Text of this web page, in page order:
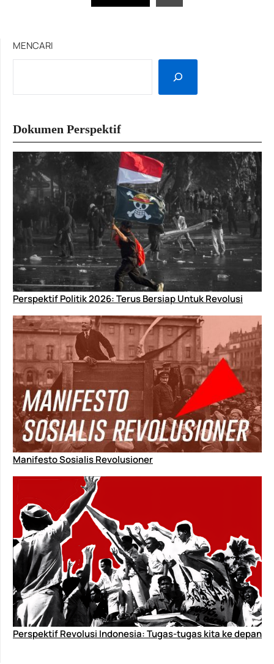
MENCARI
Dokumen Perspektif
Perspektif Politik 2026: Terus Bersiap Untuk Revolusi
Manifesto Sosialis Revolusioner
Perspektif Revolusi Indonesia: Tugas-tugas kita ke depan